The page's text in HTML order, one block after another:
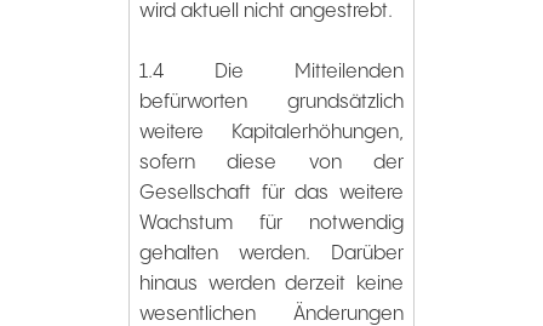
wird aktuell nicht angestrebt.
1.4 Die Mitteilenden
befürworten grundsätzlich
weitere Kapitalerhöhungen,
sofern diese von der
Gesellschaft für das weitere
Wachstum für notwendig
gehalten werden. Darüber
hinaus werden derzeit keine
wesentlichen Änderungen